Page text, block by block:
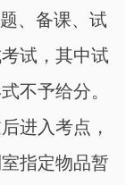
、备课、试
试，其中试
不予给分。
进入考点，
指定物品暂